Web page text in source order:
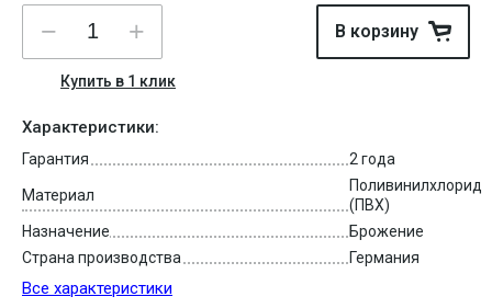
В корзину
Купить в 1 клик
Характеристики:
Все характеристики
Гарантия 2 года
Материал
Поливинилхлорид
(ПВХ)
Назначение
Брожение
Страна производства
Германия